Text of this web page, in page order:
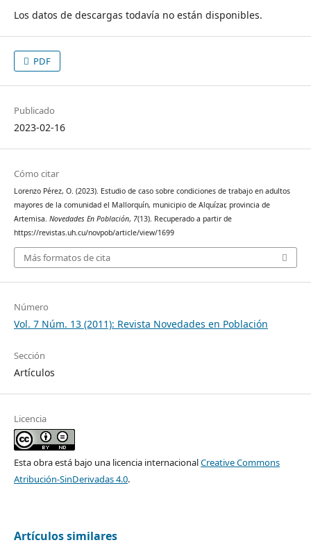
Los datos de descargas todavía no están disponibles.
PDF
Publicado
2023-02-16
Cómo citar
Lorenzo Pérez, O. (2023). Estudio de caso sobre condiciones de trabajo en adultos
mayores de la comunidad el Mallorquín, municipio de Alquízar, provincia de
Artemisa. Novedades En Población, 7(13). Recuperado a partir de
https://revistas.uh.cu/novpob/article/view/1699
Más formatos de cita
Número
Vol. 7 Núm. 13 (2011): Revista Novedades en Población
Sección
Artículos
Licencia
Esta obra está bajo una licencia internacionalCreative Commons
Atribución-SinDerivadas 4.0.
Artículos similares